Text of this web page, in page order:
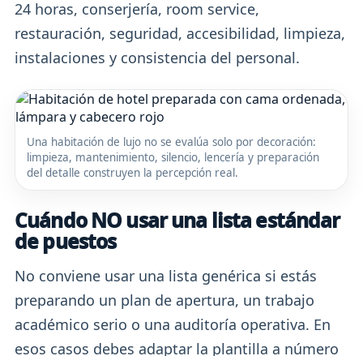
24 horas, conserjería, room service,
restauración, seguridad, accesibilidad, limpieza,
instalaciones y consistencia del personal.
Una habitación de lujo no se evalúa solo por decoración:
limpieza, mantenimiento, silencio, lencería y preparación
del detalle construyen la percepción real.
Cuándo NO usar una lista estándar
de puestos
No conviene usar una lista genérica si estás
preparando un plan de apertura, un trabajo
académico serio o una auditoría operativa. En
esos casos debes adaptar la plantilla a número